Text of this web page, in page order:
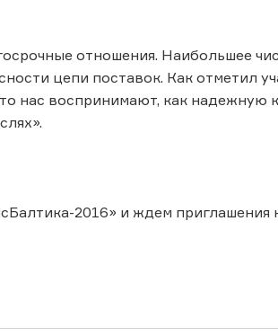
отношения. Наибольшее
цепи поставок. Как отметил
нас воспринимают, как надежную
2016» и ждем приглашения